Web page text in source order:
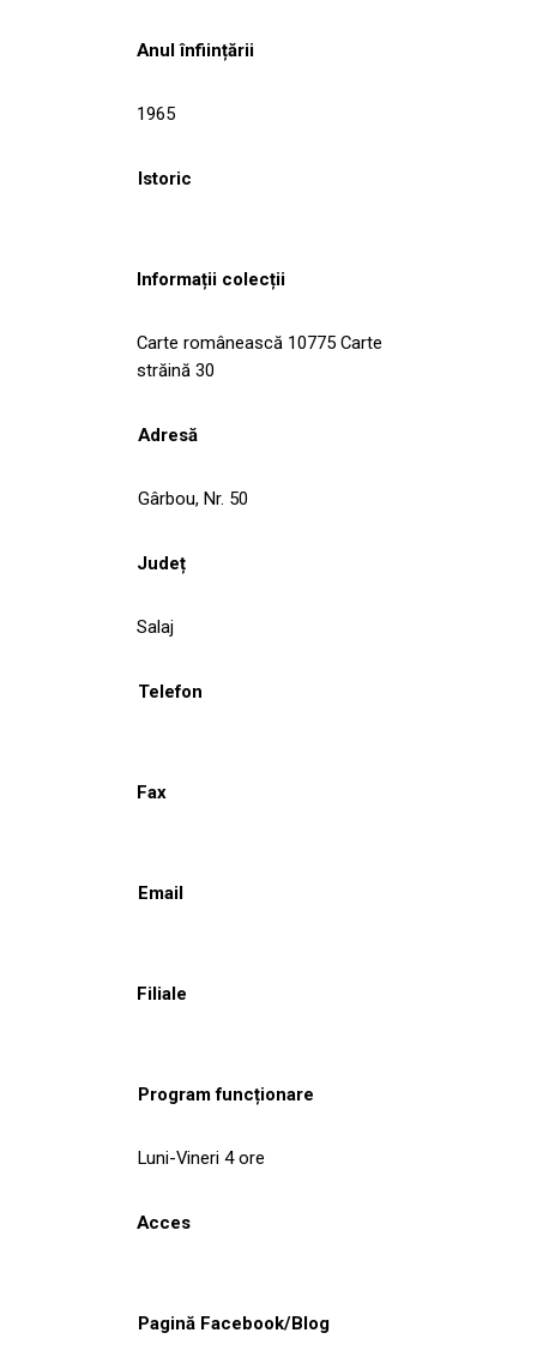
Anul înființării
1965
Istoric
Informații colecții
Carte românească 10775 Carte
străină 30
Adresă
Gârbou, Nr. 50
Județ
Salaj
Telefon
Fax
Email
Filiale
Program funcționare
Luni-Vineri 4 ore
Acces
Pagină Facebook/Blog